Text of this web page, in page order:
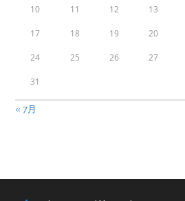
10 11 12 13
17 18 19 20
24 25 26 27
31
« 7月